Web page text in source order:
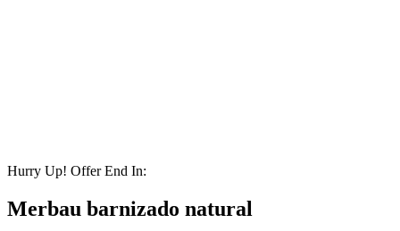
Hurry Up! Offer End In:
Merbau barnizado natural